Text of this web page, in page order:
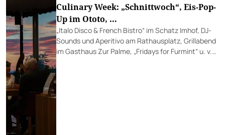
Culinary Week: „Schnittwoch“, Eis-Pop-
Up im Ototo, …
„Italo Disco & French Bistro“ im Schatz Imhof, DJ-
Sounds und Aperitivo am Rathausplatz, Grillabend
im Gasthaus Zur Palme, „Fridays for Furmint“ u. v.…